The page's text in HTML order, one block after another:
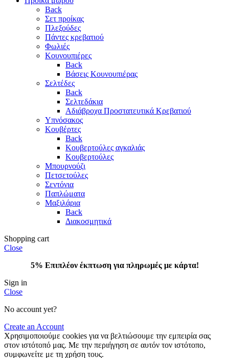
Back
Σετ προίκας
Πλεξούδες
Πάντες κρεβατιού
Φωλιές
Κουνουπιέρες
Back
Βάσεις Κουνουπιέρας
Σελτέδες
Back
Σελτεδάκια
Αδιάβροχα Προστατευτικά Κρεβατιού
Υπνόσακος
Κουβέρτες
Back
Κουβερτούλες αγκαλιάς
Κουβερτούλες
Μπουρνούζι
Πετσετούλες
Σεντόνια
Παπλώματα
Μαξιλάρια
Back
Διακοσμητικά
Shopping cart
Close
5% Επιπλέον έκπτωση για πληρωμές με κάρτα!
Sign in
Close
No account yet?
Create an Account
Χρησιμοποιούμε cookies για να βελτιώσουμε την εμπειρία σας
στον ιστότοπό μας. Με την περιήγηση σε αυτόν τον ιστότοπο,
συμφωνείτε με τη χρήση τους.